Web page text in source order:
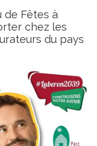
de Fêtes à
chez les
du pays
naturel régional
lundi 14 décembre 2020